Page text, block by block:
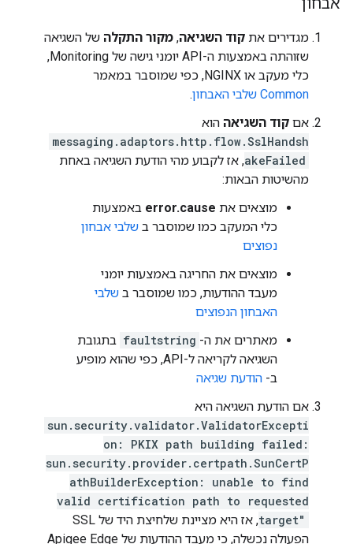
מגדירים את קוד השגיאה, מקור התקלה של השגיאה
שזוהתה באמצעות ה-API יומני גישה של Monitoring,
כלי מעקב או NGINX, כפי שמוסבר במאמר
Common שלבי האבחון
.
אם קוד השגיאה הוא
messaging.adaptors.http.flow.SslHandsh
akeFailed, אז לקבוע מהי הודעת השגיאה באחת
מהשיטות הבאות:
מוצאים את error.cause באמצעות
כלי המעקב כמו שמוסבר ב שלבי אבחון
נפוצים
מוצאים את החריגה באמצעות יומני
מעבד ההודעות, כמו שמוסבר ב שלבי
האבחון הנפוצים
מאתרים את ה- faultstring בתגובת
השגיאה לקריאה ל-API, כפי שהוא מופיע
ב- הודעת שגיאה
אם הודעת השגיאה היא
sun.security.validator.ValidatorExcepti
on: PKIX path building failed:
sun.security.provider.certpath.SunCertP
athBuilderException: unable to find
valid certification path to requested
target"
, אז היא מציינת שלחיצת היד של SSL
הפעולה נכשלה, כי מעבד ההודעות של Apigee Edge